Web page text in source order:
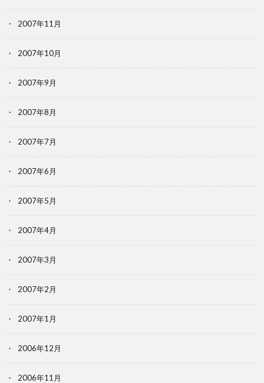
2007年11月
2007年10月
2007年9月
2007年8月
2007年7月
2007年6月
2007年5月
2007年4月
2007年3月
2007年2月
2007年1月
2006年12月
2006年11月